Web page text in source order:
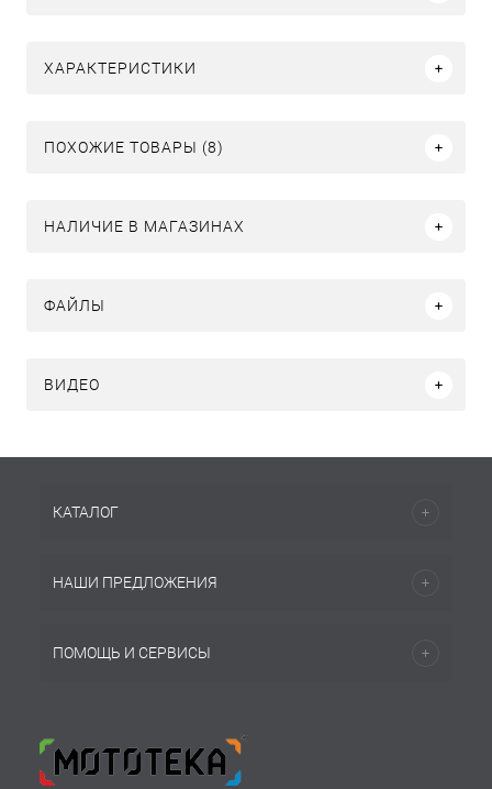
ХАРАКТЕРИСТИКИ
ПОХОЖИЕ ТОВАРЫ (8)
НАЛИЧИЕ В МАГАЗИНАХ
ФАЙЛЫ
ВИДЕО
КАТАЛОГ
НАШИ ПРЕДЛОЖЕНИЯ
ПОМОЩЬ И СЕРВИСЫ